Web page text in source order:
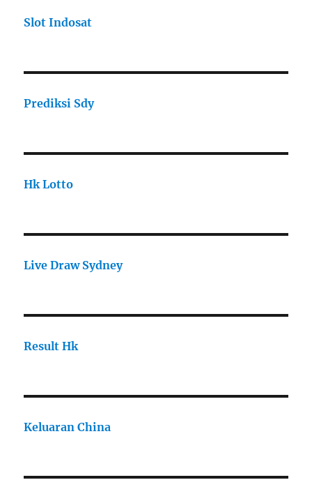
Slot Indosat
Prediksi Sdy
Hk Lotto
Live Draw Sydney
Result Hk
Keluaran China